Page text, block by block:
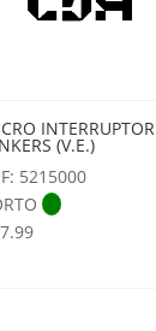
INTERRUPTOR
(V.E.)
5215000